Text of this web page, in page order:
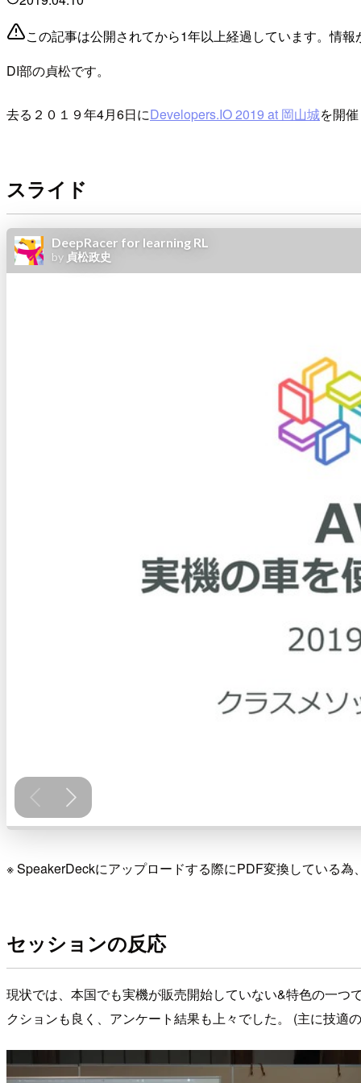
この記事は公開されてから1年以上経過しています。情
DI部の貞松です。
去る２０１９年4月6日にDevelopers.IO 2019 at 岡山城を開
スライド
※ SpeakerDeckにアップロードする際にPDF変換している
セッションの反応
現状では、本国でも実機が販売開始していない&特色の一
クションも良く、アンケート結果も上々でした。 (主に技